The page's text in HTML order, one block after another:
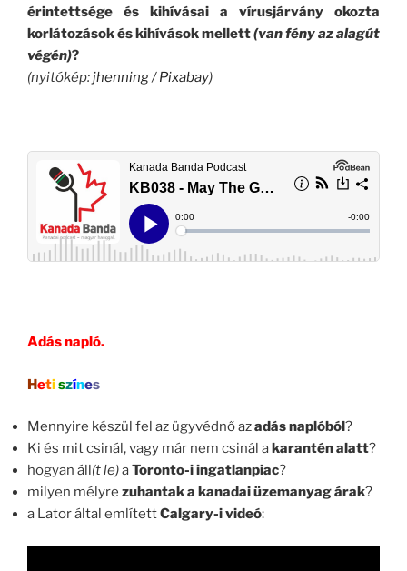
érintettsége és kihívásai a vírusjárvány okozta
korlátozások és kihívások mellett(van fény az alagút
végén)?
(nyitókép:jhenning/Pixabay)
Adás napló.
Hetiszínes
Mennyire készül fel az ügyvédnő azadás naplóból ?
Ki és mit csinál, vagy már nem csinál a karantén alatt?
hogyan áll (t le)aToronto-i ingatlanpiac?
milyen mélyre zuhantak a kanadai üzemanyag árak?
a Lator által említettCalgary-i videó: